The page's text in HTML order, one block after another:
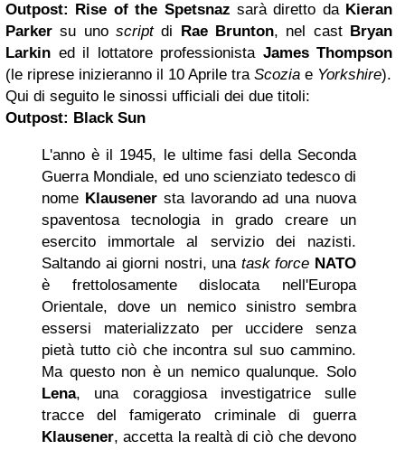
Outpost: Rise of the Spetsnaz sarà diretto da Kieran
Parker su uno scriptdi Rae Brunton, nel cast Bryan
Larkin ed il lottatore professionista James Thompson
(le riprese inizieranno il 10 Aprile tra Scozia e Yorkshire).
Qui di seguito le sinossi ufficiali dei due titoli:
Outpost: Black Sun
L'anno è il 1945, le ultime fasi della Seconda
Guerra Mondiale, ed uno scienziato tedesco di
nome Klausenersta lavorando ad una nuova
spaventosa tecnologia in grado creare un
esercito immortale al servizio dei nazisti.
Saltando ai giorni nostri, una task force NATO
è frettolosamente dislocata nell'Europa
Orientale, dove un nemico sinistro sembra
essersi materializzato per uccidere senza
pietà tutto ciò che incontra sul suo cammino.
Ma questo non è un nemico qualunque. Solo
Lena, una coraggiosa investigatrice sulle
tracce del famigerato criminale di guerra
Klausener, accetta la realtà di ciò che devono